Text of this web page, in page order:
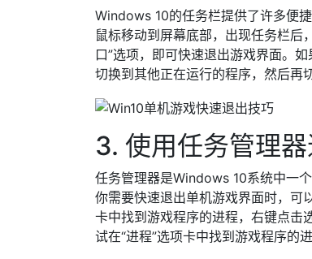
Windows 10的任务栏提供了许多便
鼠标移动到屏幕底部，出现任务栏后
口”选项，即可快速退出游戏界面。
切换到其他正在运行的程序，然后再
3. 使用任务管理
任务管理器是Windows 10系统中一
你需要快速退出单机游戏界面时，可
卡中找到游戏程序的进程，右键点击
试在“进程”选项卡中找到游戏程序的